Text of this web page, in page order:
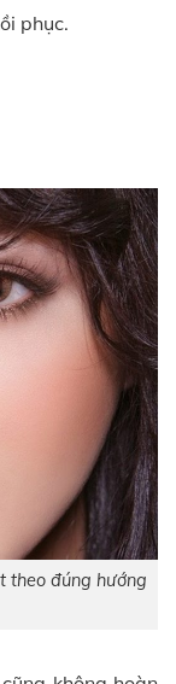
phục.
theo đúng hướng